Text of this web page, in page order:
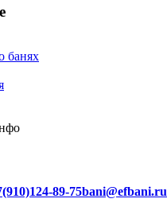
банях
89-75bani@efbani.ru